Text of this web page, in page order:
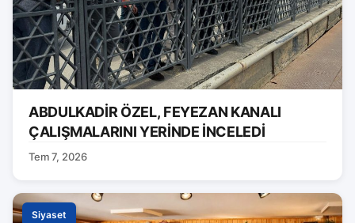
ABDULKADİR ÖZEL, FEYEZAN KANALI
ÇALIŞMALARINI YERİNDE İNCELEDİ
Tem 7, 2026
Siyaset